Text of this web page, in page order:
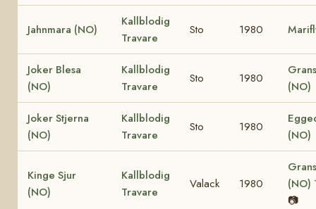
Jahnmara (NO)
Kallblodig
Travare
Sto 1980
Joker Blesa
(NO)
Kallblodig
Travare
Sto 1980
(NO)
Joker Stjerna
(NO)
Kallblodig
Travare
Sto 1980
(NO)
Kinge Sjur
(NO)
Kallblodig
Travare
Valack 1980
(NO)
📷